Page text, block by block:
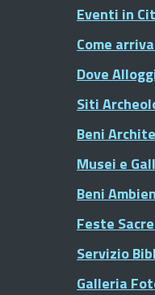
Eventi in
Come
Dove
Siti
Beni
Musei e
Beni
Feste
Servizio
Galleria